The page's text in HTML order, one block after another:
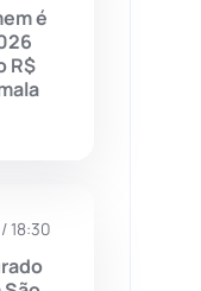
(157)
(65)
é
R$
18:30